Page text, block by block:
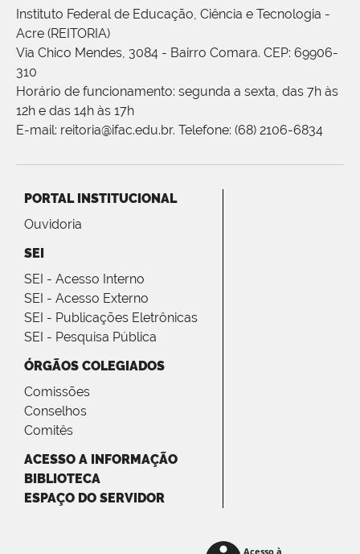
Instituto Federal de Educação, Ciência e Tecnologia -
Acre (REITORIA)
Via Chico Mendes, 3084 - Bairro Comara. CEP: 69906-
310
Horário de funcionamento: segunda a sexta, das 7h às
12h e das 14h às 17h
E-mail: reitoria@ifac.edu.br. Telefone: (68) 2106-6834
PORTAL INSTITUCIONAL
Ouvidoria
SEI
SEI - Acesso Interno
SEI - Acesso Externo
SEI - Publicações Eletrônicas
SEI - Pesquisa Pública
ÓRGÃOS COLEGIADOS
Comissões
Conselhos
Comitês
ACESSO A INFORMAÇÃO
BIBLIOTECA
ESPAÇO DO SERVIDOR